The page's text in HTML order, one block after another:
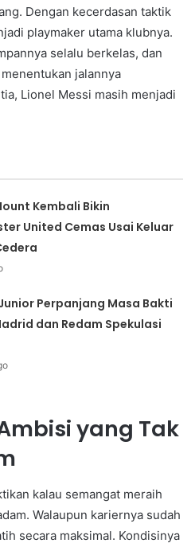
Dengan kecerdasan taktik
playmaker utama klubnya.
selalu berkelas, dan
jalannya
Lionel Messi masih menjadi
Kembali Bikin
United Cemas Usai Keluar
Perpanjang Masa Bakti
dan Redam Spekulasi
yang Tak
kalau semangat meraih
Walaupun kariernya sudah
secara maksimal. Kondisinya